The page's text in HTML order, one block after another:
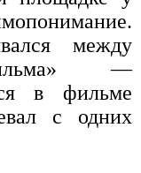
между
—
в фильме
с одних